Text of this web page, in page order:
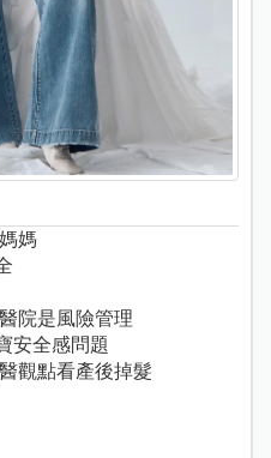
媽
院是風險管理
安全感問題
觀點看產後掉髮